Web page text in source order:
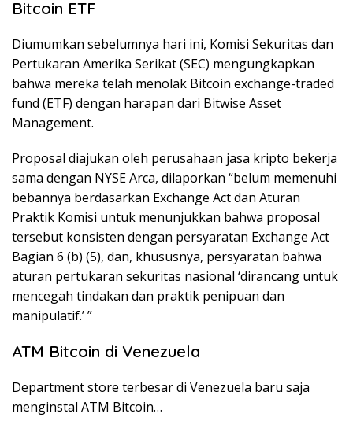
Bitcoin ETF
Diumumkan sebelumnya hari ini, Komisi Sekuritas dan
Pertukaran Amerika Serikat (SEC) mengungkapkan
bahwa mereka telah menolak Bitcoin exchange-traded
fund (ETF) dengan harapan dari Bitwise Asset
Management.
Proposal diajukan oleh perusahaan jasa kripto bekerja
sama dengan NYSE Arca, dilaporkan “belum memenuhi
bebannya berdasarkan Exchange Act dan Aturan
Praktik Komisi untuk menunjukkan bahwa proposal
tersebut konsisten dengan persyaratan Exchange Act
Bagian 6 (b) (5), dan, khususnya, persyaratan bahwa
aturan pertukaran sekuritas nasional ‘dirancang untuk
mencegah tindakan dan praktik penipuan dan
manipulatif.’ ”
ATM Bitcoin di Venezuela
Department store terbesar di Venezuela baru saja
menginstal ATM Bitcoin…